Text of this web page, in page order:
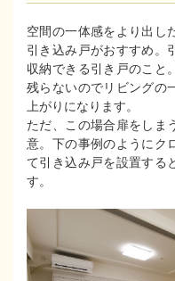
空間の一体感をより出し
引き込み戸がおすすめ。
収納できる引き戸のこと
残らないのでリビングの
上がりになります。
ただ、この場合扉をしま
意。下の事例のようにク
て引き込み戸を設置する
す。